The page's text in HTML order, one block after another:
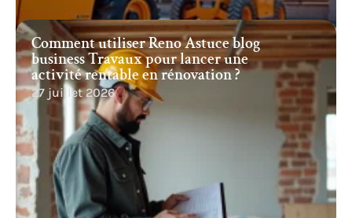
Comment utiliser Reno Astuce blog
business Travaux pour lancer une
activité rentable en rénovation ?
27 juillet 2026